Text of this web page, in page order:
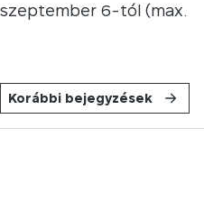
6-tól (max.
Korábbi bejegyzések